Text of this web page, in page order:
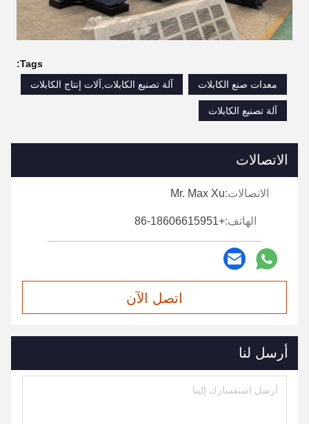
Tags:
معدات صنع الكابلات
آلة تصنيع الكابلات,آلات إنتاج الكابلات
آلة تصنيع الكابلات
الاتصالات
الاتصالات:Mr. Max Xu
الهاتف:+86-18606615951
اتصل الآن
أرسل لنا